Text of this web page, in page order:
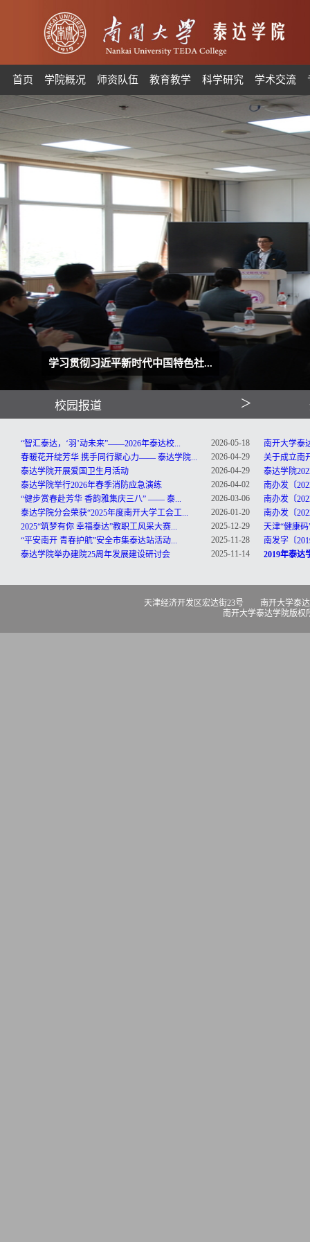
首页 学院概况 师资队伍 教育教学 科学研究 学术交流
学习贯彻习近平新时代中国特色社...
学习贯彻习近平新时代中国特色社...
校园报道 ＞
“智汇泰达，‘羽’动未来”——2026年泰达校...
2026-05-18
春暖花开绽芳华 携手同行聚心力—— 泰达学院...
2026-04-29
泰达学院开展爱国卫生月活动
2026-04-29
泰达学院举行2026年春季消防应急演练
2026-04-02
“健步赏春赴芳华 香韵雅集庆三八” —— 泰...
2026-03-06
泰达学院分会荣获“2025年度南开大学工会工...
2026-01-20
2025“筑梦有你 幸福泰达”教职工风采大赛...
2025-12-29
“平安南开 青春护航”安全市集泰达站活动...
2025-11-28
泰达学院举办建院25周年发展建设研讨会
2025-11-14
南开大学泰
关于成立南
泰达学院
南办发〔
南办发〔
南办发〔
天津“健康
南发字〔
2019年泰达
天津经济开发区宏达街23号 南开大学泰达学院
南开大学泰达学院版